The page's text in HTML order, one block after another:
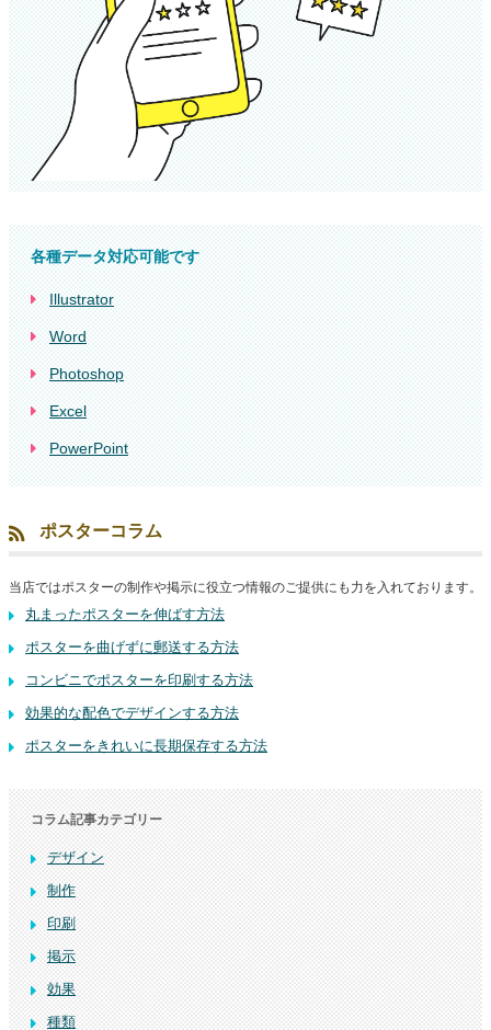
各種データ対応可能です
Illustrator
Word
Photoshop
Excel
PowerPoint
ポスターコラム
当店ではポスターの制作や掲示に役立つ情報のご提供にも力を入れております。
丸まったポスターを伸ばす方法
ポスターを曲げずに郵送する方法
コンビニでポスターを印刷する方法
効果的な配色でデザインする方法
ポスターをきれいに長期保存する方法
コラム記事カテゴリー
デザイン
制作
印刷
掲示
効果
種類